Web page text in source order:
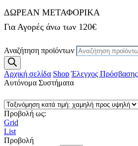
ΔΩΡΕΑΝ ΜΕΤΑΦΟΡΙΚΑ
Για Αγορές άνω των 120€
Αναζήτηση προϊόντων
Αρχική σελίδα Shop Έλεγχος Πρόσβασης
Aυτόνομα Συστήματα
Προβολή ως:
Grid
List
Προβολή